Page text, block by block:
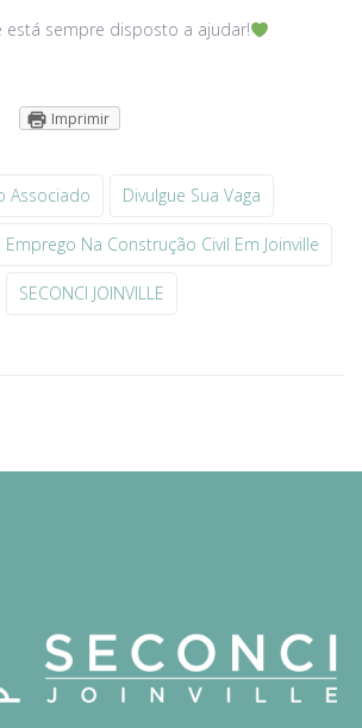
está sempre disposto a ajudar!
Imprimir
Associado Divulgue Sua Vaga
Na Construção Civil Em Joinville
SECONCI JOINVILLE